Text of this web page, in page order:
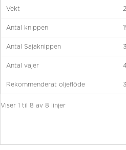
Vekt
Antal knippen
Antal Sajaknippen
Antal vajer
Rekommenderat oljeflöde
Viser 1 til 8 av 8 linjer